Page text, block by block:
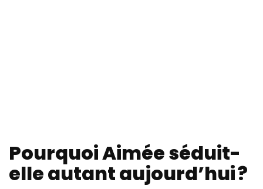
Pourquoi Aimée séduit-
elle autant aujourd’hui ?